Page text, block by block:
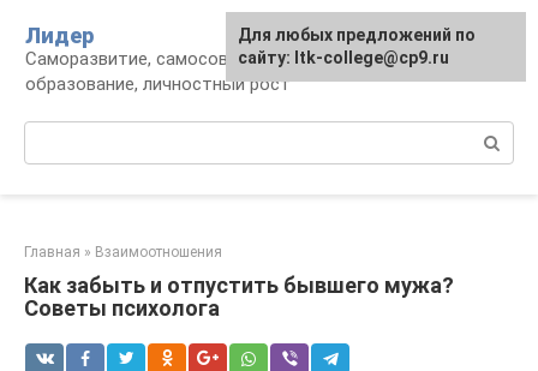
контенту
Лидер
Саморазвитие, самосовершенствование,
образование, личностный рост
Главная » Взаимоотношения
Как забыть и отпустить бывшего мужа?
Советы психолога
Для любых предложений по
сайту: ltk-college@cp9.ru